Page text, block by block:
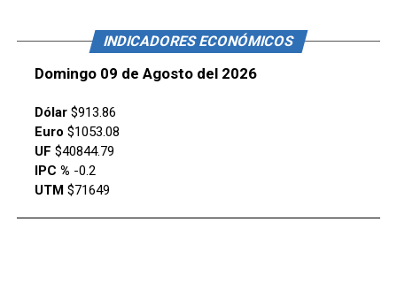
INDICADORES ECONÓMICOS
Domingo 09 de Agosto del 2026
Dólar$913.86
Euro $1053.08
UF $40844.79
IPC % -0.2
UTM $71649